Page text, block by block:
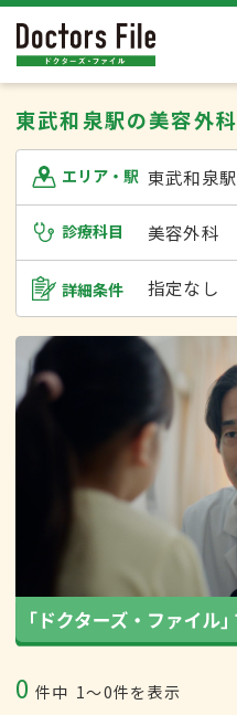
東武和泉駅の美容外科
エリア・駅 東武和泉駅
診療科目 美容外科
詳細条件 指定なし
0 件中 1〜0件を表示